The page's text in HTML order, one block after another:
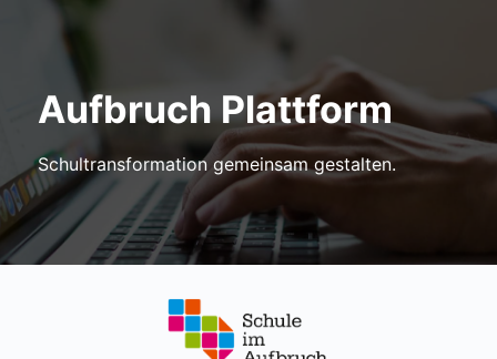
Aufbruch Plattform
Schultransformation gemeinsam gestalten.